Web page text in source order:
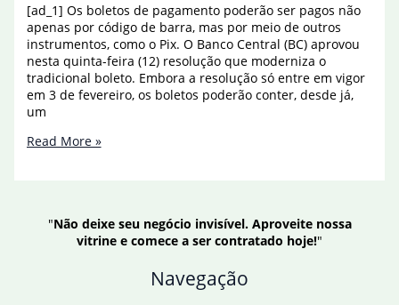
[ad_1] Os boletos de pagamento poderão ser pagos não
apenas por código de barra, mas por meio de outros
instrumentos, como o Pix. O Banco Central (BC) aprovou
nesta quinta-feira (12) resolução que moderniza o
tradicional boleto. Embora a resolução só entre em vigor
em 3 de fevereiro, os boletos poderão conter, desde já,
um
Banco
boletos
Read More »
"Não deixe seu negócio invisível. Aproveite nossa
vitrine e comece a ser contratado hoje!"
Navegação